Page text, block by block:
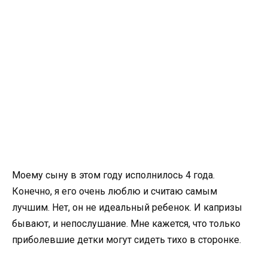
Моему сыну в этом году исполнилось 4 года.
Конечно, я его очень люблю и считаю самым
лучшим. Нет, он не идеальный ребенок. И капризы
бывают, и непослушание. Мне кажется, что только
приболевшие детки могут сидеть тихо в сторонке.